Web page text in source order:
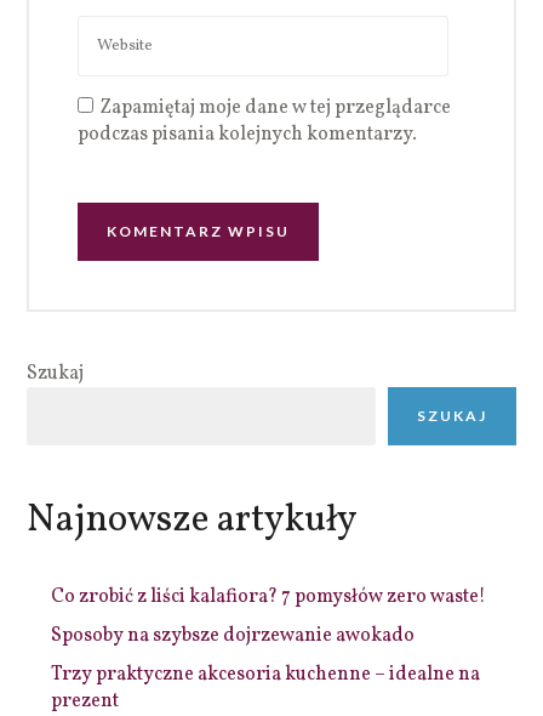
Zapamiętaj moje dane w tej przeglądarce
podczas pisania kolejnych komentarzy.
Szukaj
SZUKAJ
Najnowsze artykuły
Co zrobić z liści kalafiora? 7 pomysłów zero waste!
Sposoby na szybsze dojrzewanie awokado
Trzy praktyczne akcesoria kuchenne – idealne na
prezent